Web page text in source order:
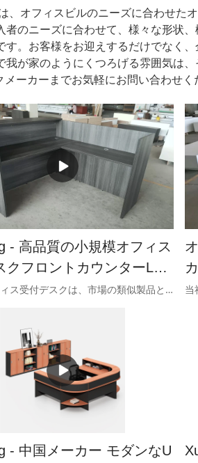
、オフィスビルのニーズに合わせた
者のニーズに合わせて、様々な形状
。お客様をお迎えするだけでなく
が家のようにくつろげる雰囲気は
ーカーまでお気軽にお問い合わせく
- 高品質の小規模オフィス
クフロントカウンターL字
当社のオフィス受付デスクは、市場の類似製品と比較して、性能、品質、外観などの面で比類のない優れた利点があり、市場で高い評価を得ています。Xusheng は過去の製品の欠陥をまとめ、継続的に改善しています。
- 中国メーカー モダンなU